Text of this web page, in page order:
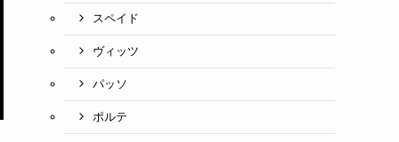
スペイド
ヴィッツ
パッソ
ポルテ